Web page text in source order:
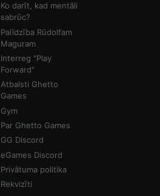
Ko darīt, kad mentāli
sabrūc?
Palīdzība Rūdolfam
Maguram
Interreg "Play
Forward"
Atbalsti Ghetto
Games
Gym
Par Ghetto Games
GG Discord
eGames Discord
Privātuma politika
Rekvizīti